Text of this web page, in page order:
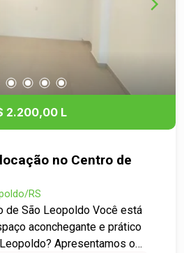
uma visita, entre em
à disposição para
lar! Venha conhecer
2.200,00 L
no Centro de
RS
Leopoldo Você está
aconchegante e prático
Apresentamos o